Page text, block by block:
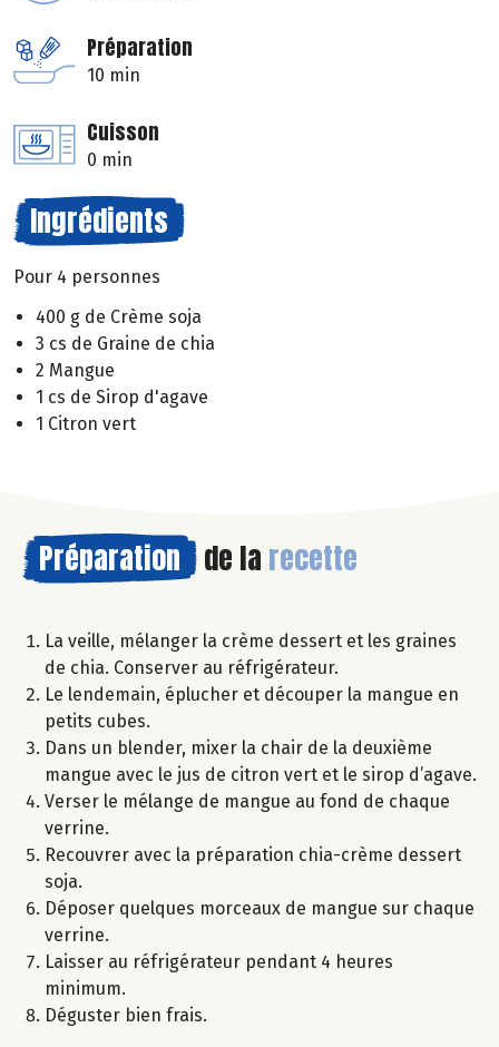
Préparation
10 min
Cuisson
0 min
Ingrédients
Pour 4 personnes
400 g de Crème soja
3 cs de Graine de chia
2 Mangue
1 cs de Sirop d'agave
1 Citron vert
Préparation de la recette
La veille, mélanger la crème dessert et les graines
de chia. Conserver au réfrigérateur.
Le lendemain, éplucher et découper la mangue en
petits cubes.
Dans un blender, mixer la chair de la deuxième
mangue avec le jus de citron vert et le sirop d’agave.
Verser le mélange de mangue au fond de chaque
verrine.
Recouvrer avec la préparation chia-crème dessert
soja.
Déposer quelques morceaux de mangue sur chaque
verrine.
Laisser au réfrigérateur pendant 4 heures
minimum.
Déguster bien frais.